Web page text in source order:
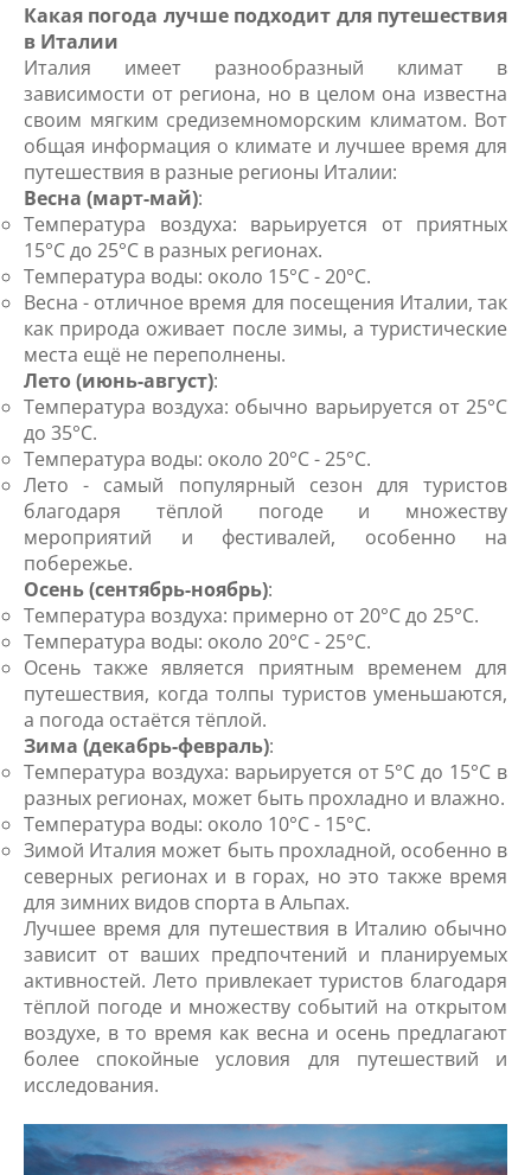
Какая погода лучше подходит для путешествия
в Италии
Италия имеет разнообразный климат в
зависимости от региона, но в целом она известна
своим мягким средиземноморским климатом. Вот
общая информация о климате и лучшее время для
путешествия в разные регионы Италии:
Весна (март-май):
Температура воздуха: варьируется от приятных
15°C до 25°C в разных регионах.
Температура воды: около 15°C - 20°C.
Весна - отличное время для посещения Италии, так
как природа оживает после зимы, а туристические
места ещё не переполнены.
Лето (июнь-август):
Температура воздуха: обычно варьируется от 25°C
до 35°C.
Температура воды: около 20°C - 25°C.
Лето - самый популярный сезон для туристов
благодаря тёплой погоде и множеству
мероприятий и фестивалей, особенно на
побережье.
Осень (сентябрь-ноябрь):
Температура воздуха: примерно от 20°C до 25°C.
Температура воды: около 20°C - 25°C.
Осень также является приятным временем для
путешествия, когда толпы туристов уменьшаются,
а погода остаётся тёплой.
Зима (декабрь-февраль):
Температура воздуха: варьируется от 5°C до 15°C в
разных регионах, может быть прохладно и влажно.
Температура воды: около 10°C - 15°C.
Зимой Италия может быть прохладной, особенно в
северных регионах и в горах, но это также время
для зимних видов спорта в Альпах.
Лучшее время для путешествия в Италию обычно
зависит от ваших предпочтений и планируемых
активностей. Лето привлекает туристов благодаря
тёплой погоде и множеству событий на открытом
воздухе, в то время как весна и осень предлагают
более спокойные условия для путешествий и
исследования.